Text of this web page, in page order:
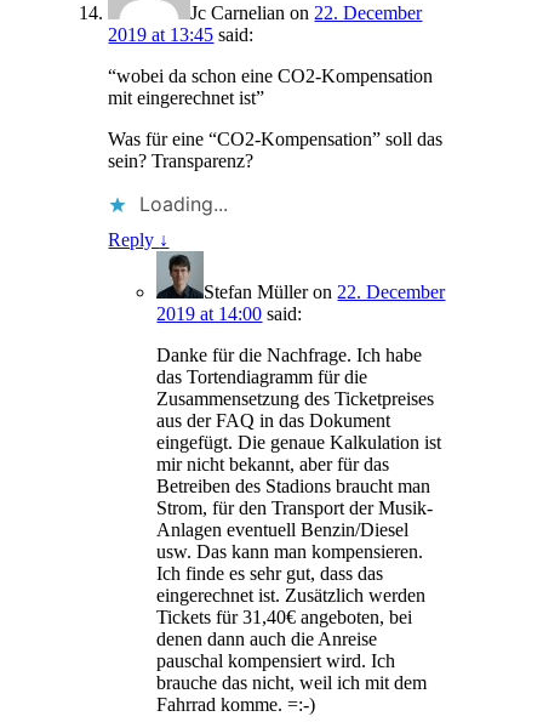
Jc Carnelian on 22. December
2019 at 13:45 said:
“wobei da schon eine CO2-Kompensation
mit eingerechnet ist”
Was für eine “CO2-Kompensation” soll das
sein? Transparenz?
Loading...
Reply ↓
Stefan Mülleron 22. December
2019 at 14:00 said:
Danke für die Nachfrage. Ich habe
das Tortendiagramm für die
Zusammensetzung des Ticketpreises
aus der FAQ in das Dokument
eingefügt. Die genaue Kalkulation ist
mir nicht bekannt, aber für das
Betreiben des Stadions braucht man
Strom, für den Transport der Musik-
Anlagen eventuell Benzin/Diesel
usw. Das kann man kompensieren.
Ich finde es sehr gut, dass das
eingerechnet ist. Zusätzlich werden
Tickets für 31,40€ angeboten, bei
denen dann auch die Anreise
pauschal kompensiert wird. Ich
brauche das nicht, weil ich mit dem
Fahrrad komme. =:-)